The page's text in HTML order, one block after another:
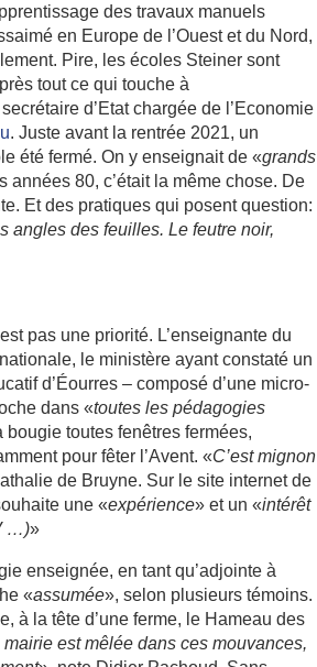
des travaux manuels
en Europe de l’Ouest et du Nord,
Pire, les écoles Steiner sont
tout ce qui touche à
d’Etat chargée de l’Economie
. Juste avant la rentrée 2021, un
été fermé. On y enseignait de «grands
années 80, c’était la même chose. De
Et des pratiques qui posent question:
angles des feuilles. Le feutre noir,
pas une priorité. L’enseignante du
le ministère ayant constaté un
d’Éourres – composé d’une micro-
dans «toutes les pédagogies
toutes fenêtres fermées,
pour fêter l’Avent. «C’est mignon
de Bruyne. Sur le site internet de
une «expérience» et un «intérêt
…)»
enseignée, en tant qu’adjointe à
«assumée», selon plusieurs témoins.
à la tête d’une ferme, le Hameau des
est mêlée dans ces mouvances,